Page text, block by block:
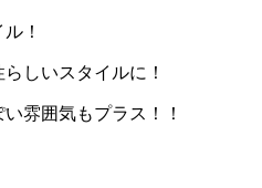
！
しいスタイルに！
雰囲気もプラス！！